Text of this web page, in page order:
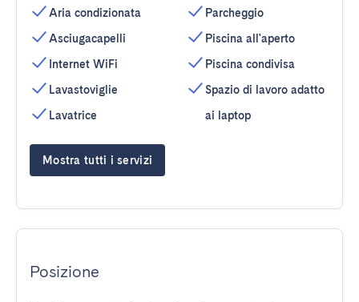
Aria condizionata
Asciugacapelli
Internet WiFi
Lavastoviglie
Lavatrice
Parcheggio
Piscina all'aperto
Piscina condivisa
Spazio di lavoro adatto
ai laptop
Mostra tutti i servizi
Posizione